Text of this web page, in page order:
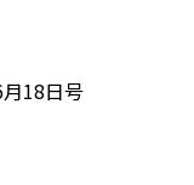
18日号